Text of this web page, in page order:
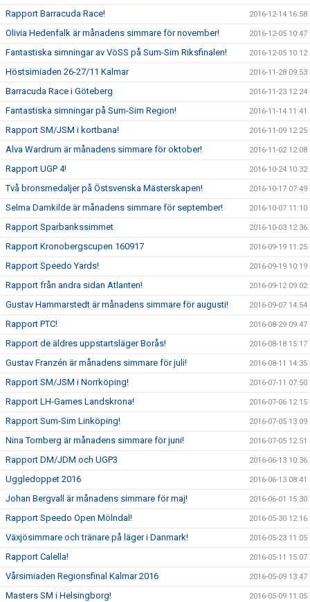
Rapport Barracuda Race! 2016-12-14 16:58
Olivia Hedenfalk är månadens simmare för november! 2016-12-05 10:47
Fantastiska simningar av VöSS på Sum-Sim Riksfinalen! 2016-12-05 10:12
Höstsimiaden 26-27/11 Kalmar 2016-11-28 09:53
Barracuda Race i Göteberg 2016-11-23 12:24
Fantastiska simningar på Sum-Sim Region! 2016-11-14 11:41
Rapport SM/JSM i kortbana! 2016-11-09 12:25
Alva Wardrum är månadens simmare för oktober! 2016-11-02 12:08
Rapport UGP 4! 2016-10-24 10:32
Två bronsmedaljer på Östsvenska Mästerskapen! 2016-10-17 07:49
Selma Damkilde är månadens simmare för september! 2016-10-07 11:10
Rapport Sparbankssimmet 2016-10-03 12:36
Rapport Kronobergscupen 160917 2016-09-19 11:25
Rapport Speedo Yards! 2016-09-19 10:19
Rapport från andra sidan Atlanten! 2016-09-12 09:02
Gustav Hammarstedt är månadens simmare för augusti! 2016-09-07 14:54
Rapport PTC! 2016-08-29 09:47
Rapport de äldres uppstartsläger Borås! 2016-08-18 15:17
Gustav Franzén är månadens simmare för juli! 2016-08-11 14:35
Rapport SM/JSM i Norrköping! 2016-07-11 07:50
Rapport LH-Games Landskrona! 2016-07-06 12:15
Rapport Sum-Sim Linköping! 2016-07-05 13:09
Nina Tornberg är månadens simmare för juni! 2016-07-05 12:51
Rapport DM/JDM och UGP3 2016-06-13 10:36
Uggledoppet 2016 2016-06-13 08:41
Johan Bergvall är månadens simmare för maj! 2016-06-01 15:30
Rapport Speedo Open Mölndal! 2016-05-30 12:16
Växjösimmare och tränare på läger i Danmark! 2016-05-23 11:05
Rapport Calella! 2016-05-11 15:07
Vårsimiaden Regionsfinal Kalmar 2016 2016-05-09 13:47
Masters SM i Helsingborg! 2016-05-09 11:05